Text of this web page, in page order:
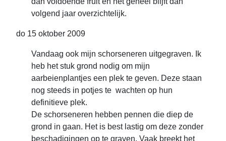
volgend jaar overzichtelijk.
do 15 oktober 2009
Vandaag ook mijn schorseneren uitgegraven. Ik
heb het stuk grond nodig om mijn
aarbeienplantjes een plek te geven. Deze staan
nog steeds in potjes te wachten op hun
definitieve plek.
De schorseneren hebben pennen die diep de
grond in gaan. Het is best lastig om deze zonder
beschadigingen op te graven. Vaak breekt het